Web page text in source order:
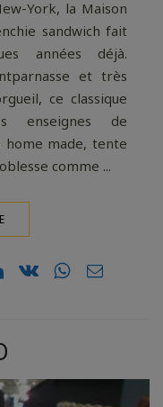
York, la Maison
sandwich fait
années déjà.
et très
ce classique
enseignes de
made, tente
comme ...